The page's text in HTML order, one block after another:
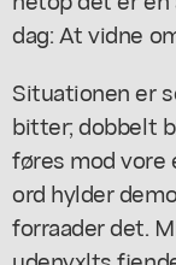
dag: At vidne
Situationen er
bitter; dobbelt
føres mod vore
ord hylder
forraader det.